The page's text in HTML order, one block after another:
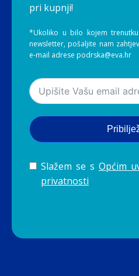
pri kupnji!
*Ukoliko u bilo kojem
newsletter, pošaljite nam
e-mail adrese podrska@eva.hr
Slažem se s Općim
privatnosti